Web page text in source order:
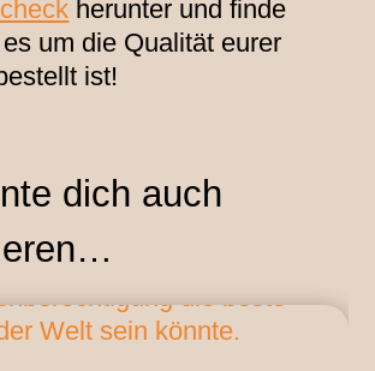
herunter und finde
um die Qualität eurer
ist!
dich auch